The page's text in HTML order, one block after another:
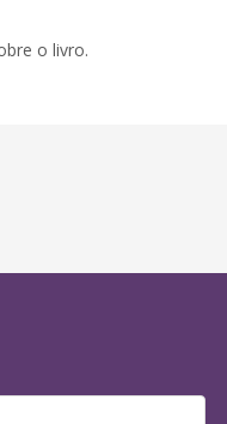
o livro.